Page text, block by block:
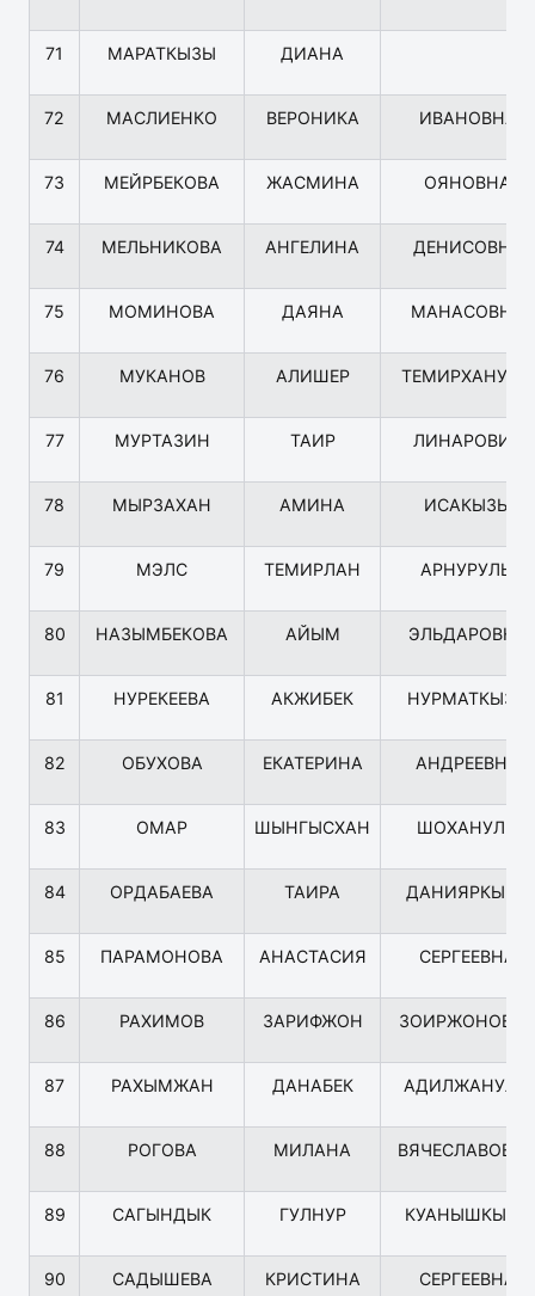
71 МАРАТКЫЗЫ ДИАНА
72 МАСЛИЕНКО ВЕРОНИКА ИВАНОВНА
73 МЕЙРБЕКОВА ЖАСМИНА ОЯНОВНА
74 МЕЛЬНИКОВА АНГЕЛИНА ДЕНИСОВНА
75 МОМИНОВА ДАЯНА МАНАСОВНА
76 МУКАНОВ АЛИШЕР ТЕМИРХАНУЛЫ
77 МУРТАЗИН ТАИР ЛИНАРОВИЧ
78 МЫРЗАХАН АМИНА ИСАКЫЗЫ
79 МЭЛС ТЕМИРЛАН АРНУРУЛЫ
80 НАЗЫМБЕКОВА АЙЫМ ЭЛЬДАРОВНА
81 НУРЕКЕЕВА АКЖИБЕК НУРМАТКЫЗЫ
82 ОБУХОВА ЕКАТЕРИНА АНДРЕЕВНА
83 ОМАР ШЫНГЫСХАН ШОХАНУЛЫ
84 ОРДАБАЕВА ТАИРА ДАНИЯРКЫЗЫ
85 ПАРАМОНОВА АНАСТАСИЯ СЕРГЕЕВНА
86 РАХИМОВ ЗАРИФЖОН
87 РАХЫМЖАН ДАНАБЕК АДИЛЖАНУЛЫ
88 РОГОВА МИЛАНА
89 САГЫНДЫК ГУЛНУР КУАНЫШКЫЗЫ
90 САДЫШЕВА КРИСТИНА СЕРГЕЕВНА